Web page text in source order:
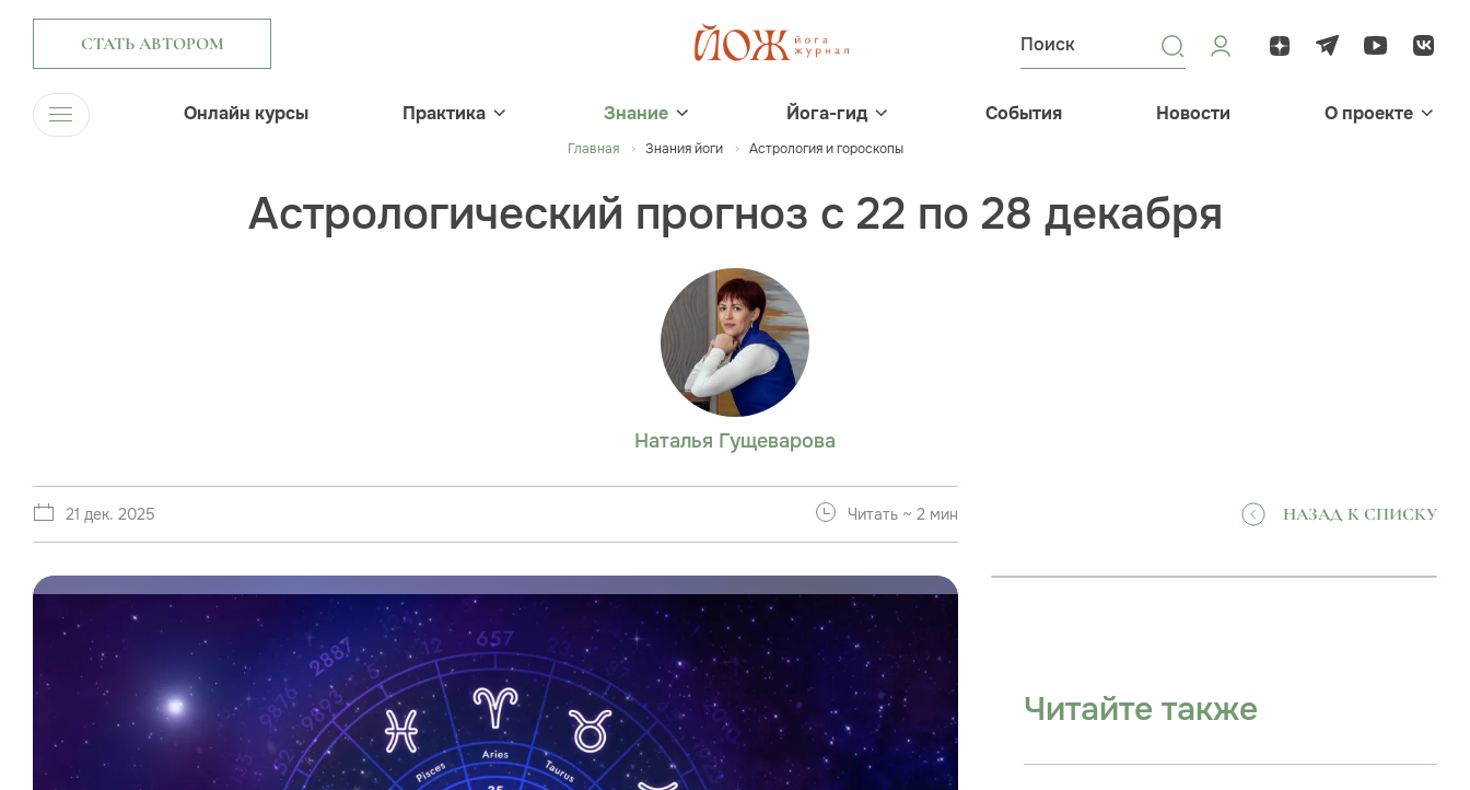
СТАТЬ АВТОРОМ
Онлайн курсы Практика Знание Йога-гид События Новости О проекте
Главная Знания йоги Астрология и гороскопы
Астрологический прогноз с 22 по 28 декабря
Наталья Гущеварова
21 дек. 2025 Читать ~ 2 мин НАЗАД К СПИСКУ
Читайте также